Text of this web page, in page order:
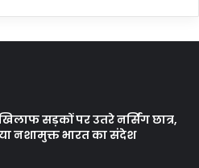
सड़कों पर उतरे नर्सिंग छात्र,
नशामुक्त भारत का संदेश